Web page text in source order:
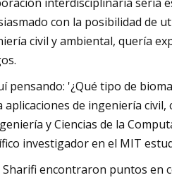
con la posibilidad de
civil y ambiental, quería
pensando: '¿Qué tipo de
aplicaciones de ingeniería
y Ciencias de la
investigador en el MIT
Sharifi encontraron puntos en